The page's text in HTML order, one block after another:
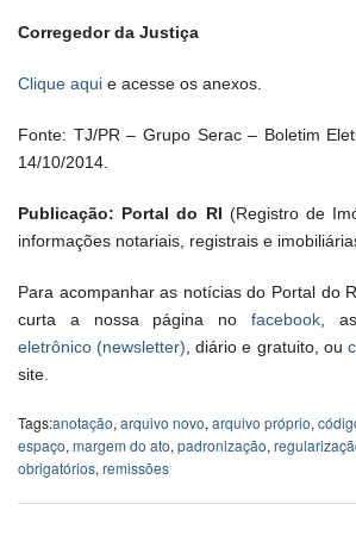
Corregedor da Justiça
Clique aqui e acesse os anexos.
Fonte: TJ/PR – Grupo Serac – Boletim
14/10/2014.
Publicação: Portal do RI (Registro de
informações notariais, registrais e
Para acompanhar as notícias do Portal do
curta a nossa página no facebook,
eletrônico (newsletter) , diário e gratuito, ou
site.
Tags:anotação, arquivo novo, arquivo próprio,
espaço, margem do ato, padronização,
obrigatórios, remissões